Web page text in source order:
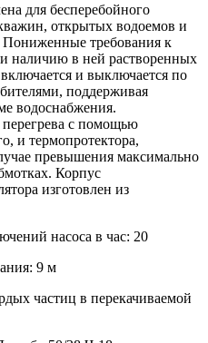
для бесперебойного
открытых водоемов и
Пониженные требования к
наличию в ней растворенных
и выключается по
поддерживая
водоснабжения.
с помощью
и термопротектора,
превышения максимально
Корпус
изготовлен из
насоса в час: 20
9 м
частиц в перекачиваемой